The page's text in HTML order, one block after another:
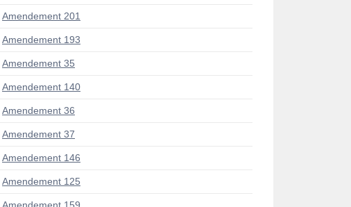
Amendement 201
Amendement 193
Amendement 35
Amendement 140
Amendement 36
Amendement 37
Amendement 146
Amendement 125